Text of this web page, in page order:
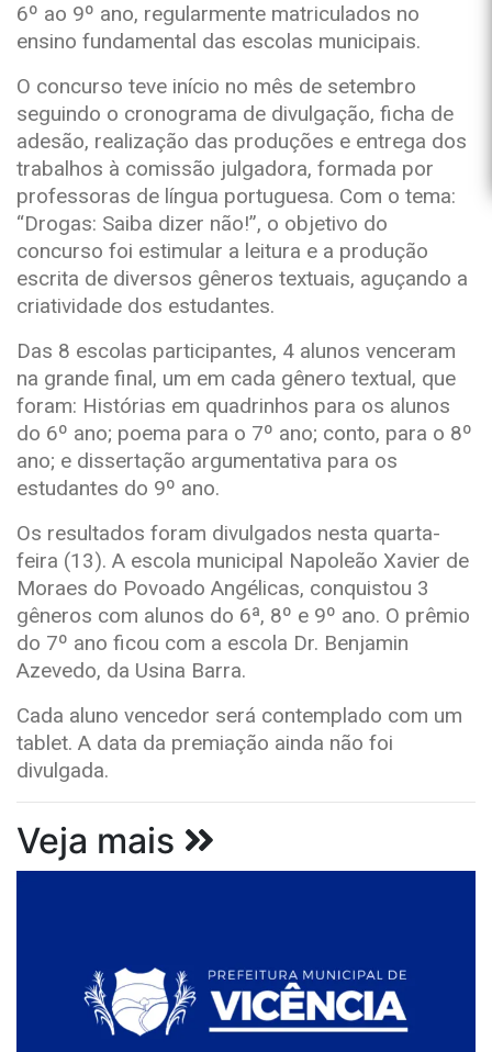
6º ao 9º ano, regularmente matriculados no
ensino fundamental das escolas municipais.
O concurso teve início no mês de setembro
seguindo o cronograma de divulgação, ficha de
adesão, realização das produções e entrega dos
trabalhos à comissão julgadora, formada por
professoras de língua portuguesa. Com o tema:
“Drogas: Saiba dizer não!”, o objetivo do
concurso foi estimular a leitura e a produção
escrita de diversos gêneros textuais, aguçando a
criatividade dos estudantes.
Das 8 escolas participantes, 4 alunos venceram
na grande final, um em cada gênero textual, que
foram: Histórias em quadrinhos para os alunos
do 6º ano; poema para o 7º ano; conto, para o 8º
ano; e dissertação argumentativa para os
estudantes do 9º ano.
Os resultados foram divulgados nesta quarta-
feira (13). A escola municipal Napoleão Xavier de
Moraes do Povoado Angélicas, conquistou 3
gêneros com alunos do 6ª, 8º e 9º ano. O prêmio
do 7º ano ficou com a escola Dr. Benjamin
Azevedo, da Usina Barra.
Cada aluno vencedor será contemplado com um
tablet. A data da premiação ainda não foi
divulgada.
Veja mais